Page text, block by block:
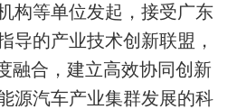
构等单位发起，接受广东
导的产业技术创新联盟，
融合，建立高效协同创新
源汽车产业集群发展的科